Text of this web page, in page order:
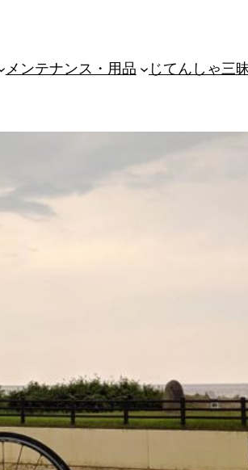
メンテナンス・用品 じてんしゃ三